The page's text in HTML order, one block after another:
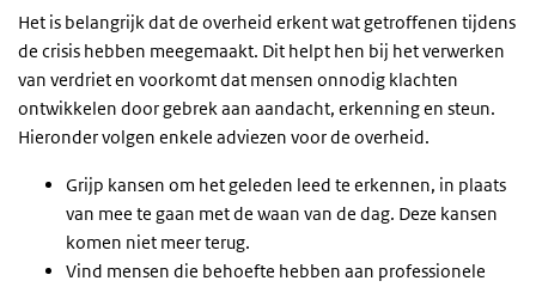
Het is belangrijk dat de overheid erkent wat getroffenen tijdens
de crisis hebben meegemaakt. Dit helpt hen bij het verwerken
van verdriet en voorkomt dat mensen onnodig klachten
ontwikkelen door gebrek aan aandacht, erkenning en steun.
Hieronder volgen enkele adviezen voor de overheid.
Grijp kansen om het geleden leed te erkennen, in plaats
van mee te gaan met de waan van de dag. Deze kansen
komen niet meer terug.
Vind mensen die behoefte hebben aan professionele